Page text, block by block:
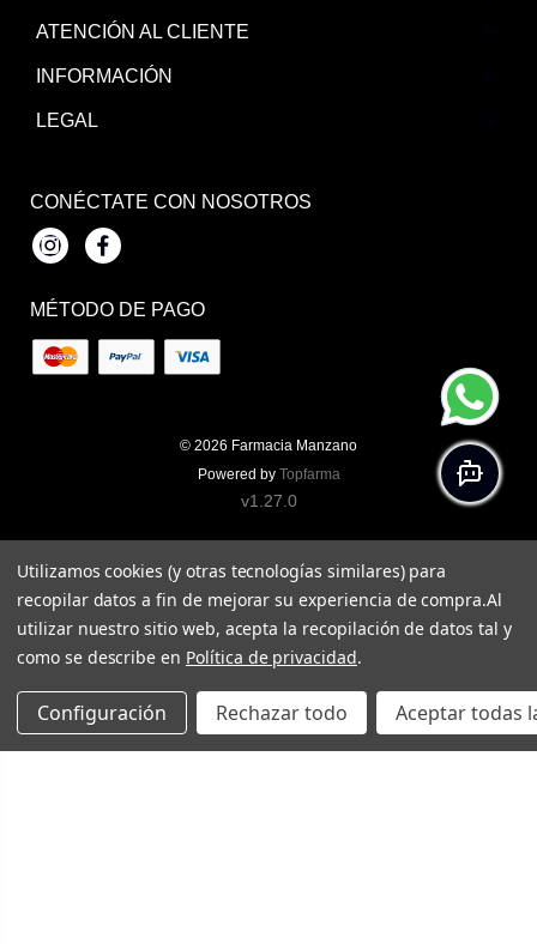
ATENCIÓN AL CLIENTE
INFORMACIÓN
LEGAL
CONÉCTATE CON NOSOTROS
InstagramFacebook
MÉTODO DE PAGO
© 2026 Farmacia Manzano
Powered by Topfarma
v1.27.0
Utilizamos cookies (y otras tecnologías similares) para
recopilar datos a fin de mejorar su experiencia de compra.Al
utilizar nuestro sitio web, acepta la recopilación de datos tal y
como se describe en Política de privacidad.
Configuración Rechazar todo Aceptar todas